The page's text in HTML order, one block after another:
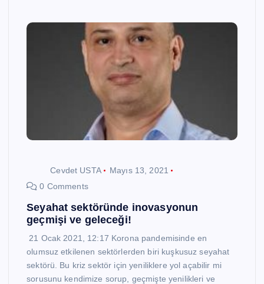
Cevdet USTA
Mayıs 13, 2021
0 Comments
Seyahat sektöründe inovasyonun
geçmişi ve geleceği!
21 Ocak 2021, 12:17 Korona pandemisinde en
olumsuz etkilenen sektörlerden biri kuşkusuz seyahat
sektörü. Bu kriz sektör için yeniliklere yol açabilir mi
sorusunu kendimize sorup, geçmişte yenilikleri ve